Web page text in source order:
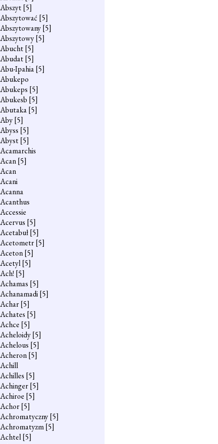
Abszyt[5]
Abszytować [5]
Abszytowany[5]
Abszytowy[5]
Abucht[5]
Abudat[5]
Abu-Ipahia[5]
Abukepo
Abukeps [5]
Abukesb [5]
Abutaka[5]
Aby[5]
Abyss [5]
Abyst[5]
Acamarchis
Acan[5]
Acan
Acani
Acanna
Acanthus
Accessie
Acervus [5]
Acetabuł[5]
Acetometr[5]
Aceton[5]
Acetyl[5]
Ach! [5]
Achamas [5]
Achanamadi[5]
Achar[5]
Achates [5]
Achce [5]
Acheloidy[5]
Achelous [5]
Acheron[5]
Achill
Achilles [5]
Achinger[5]
Achiroe [5]
Achor[5]
Achromatyczny[5]
Achromatyzm[5]
Achtel[5]